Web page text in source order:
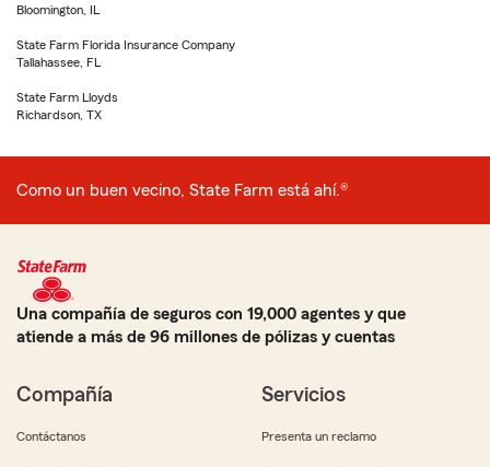
Bloomington, IL
State Farm Florida Insurance Company
Tallahassee, FL
State Farm Lloyds
Richardson, TX
Como un buen vecino, State Farm está ahí.®
Una compañía de seguros con 19,000 agentes y que
atiende a más de 96 millones de pólizas y cuentas
Compañía
Contáctanos
Servicios
Presenta un reclamo